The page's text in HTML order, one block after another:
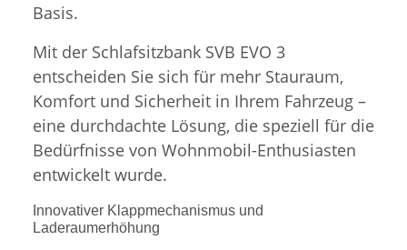
Basis.
Mit der Schlafsitzbank SVB EVO 3
entscheiden Sie sich für mehr Stauraum,
Komfort und Sicherheit in Ihrem Fahrzeug –
eine durchdachte Lösung, die speziell für die
Bedürfnisse von Wohnmobil-Enthusiasten
entwickelt wurde.
Innovativer Klappmechanismus und
Laderaumerhöhung